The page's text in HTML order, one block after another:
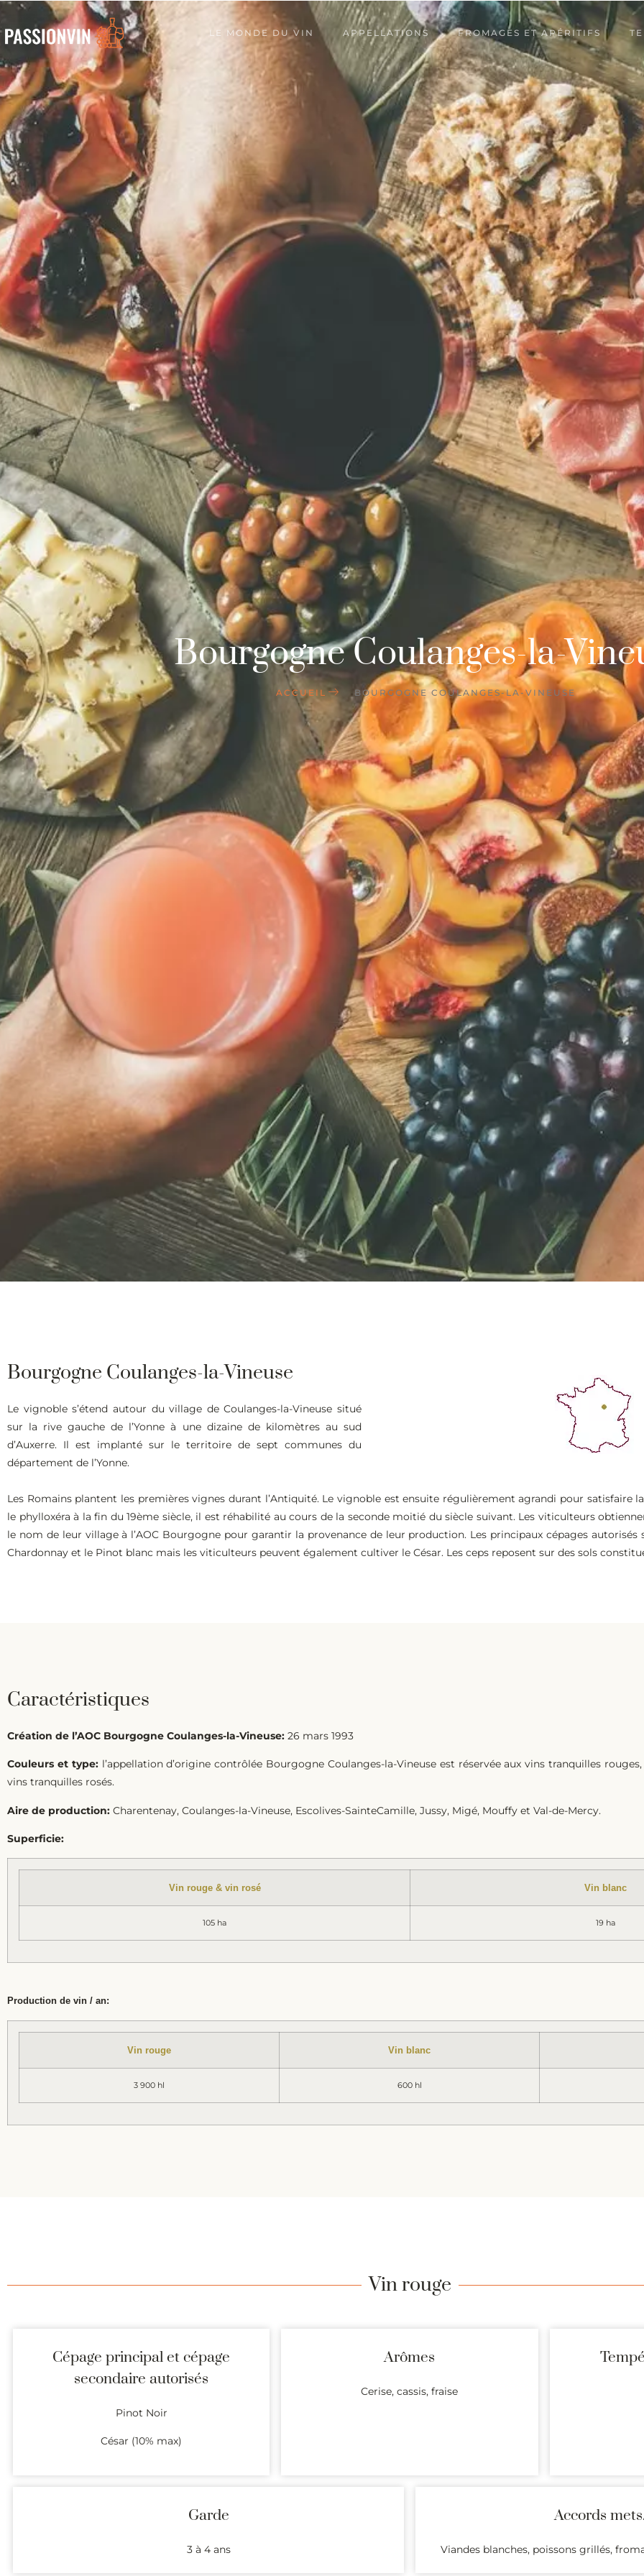
LE MONDE DU VIN APPELLATIONS FROMAGES ET APÉRITIFS
Bourgogne Coulanges-la-
ACCUEIL BOURGOGNE COULANGES-LA-VINEUSE
Bourgogne Coulanges-la-Vineuse
Le vignoble s’étend autour du village de Coulanges-la-Vineuse situé
sur la rive gauche de l’Yonne à une dizaine de kilomètres au sud
d’Auxerre. Il est implanté sur le territoire de sept communes du
département de l’Yonne.
Les Romains plantent les premières vignes durant l’Antiquité. Le vignoble est ensuite régulièrement agrandi pour satisfaire
le phylloxéra à la fin du 19ème siècle, il est réhabilité au cours de la seconde moitié du siècle suivant. Les viticulteurs
le nom de leur village à l’AOC Bourgogne pour garantir la provenance de leur production. Les principaux cépages
Chardonnay et le Pinot blanc mais les viticulteurs peuvent également cultiver le César. Les ceps reposent sur des sols
Caractéristiques
Création de l’AOC Bourgogne Coulanges-la-Vineuse: 26 mars 1993
Couleurs et type:l’appellation d’origine contrôlée Bourgogne Coulanges-la-Vineuse est réservée aux vins tranquilles
vins tranquilles rosés.
Aire de production: Charentenay, Coulanges-la-Vineuse, Escolives-SainteCamille, Jussy, Migé, Mouffy et Val-de-Mercy.
Superficie:
Vin rouge & vin rosé Vin blanc
105 ha 19 ha
Production de vin / an:
Vin rouge Vin blanc
3 900 hl 600 hl
Vin rouge
Cépage principal et cépage
secondaire autorisés
Pinot Noir
César (10% max)
Arômes
Cerise, cassis, fraise
Garde
3 à 4 ans
Accords
Viandes blanches, poissons grillés,